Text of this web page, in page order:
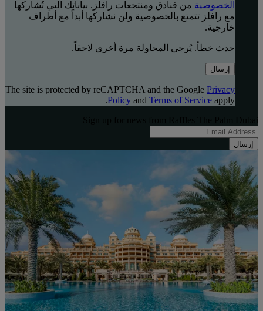
الخصوصية من فنادق ومنتجعات رافلز. بياناتك التي تُشاركها
مع رافلز تتمتع بالخصوصية ولن نشاركها أبداً مع أطراف
خارجية.
حدث خطأ. يُرجى المحاولة مرة أخرى لاحقاً.
إرسال
The site is protected by reCAPTCHA and the Google Privacy
Policy and Terms of Service apply.
إرسال